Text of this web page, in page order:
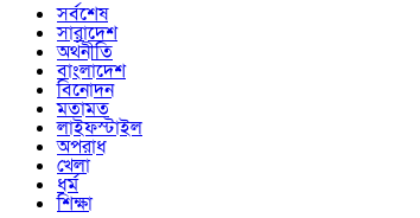
সর্বশেষ
সারাদেশ
অর্থনীতি
বাংলাদেশ
বিনোদন
মতামত
লাইফস্টাইল
অপরাধ
খেলা
ধর্ম
শিক্ষা